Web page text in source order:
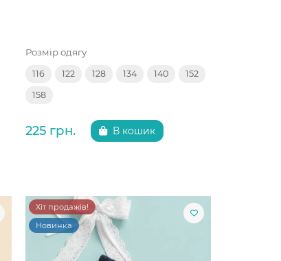
Розмір одягу
116 122 128 134 140 152
158
225 грн. В кошик
Хіт продажів!
Новинка